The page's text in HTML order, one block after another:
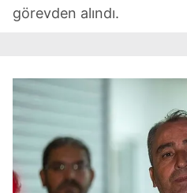
görevden alındı.